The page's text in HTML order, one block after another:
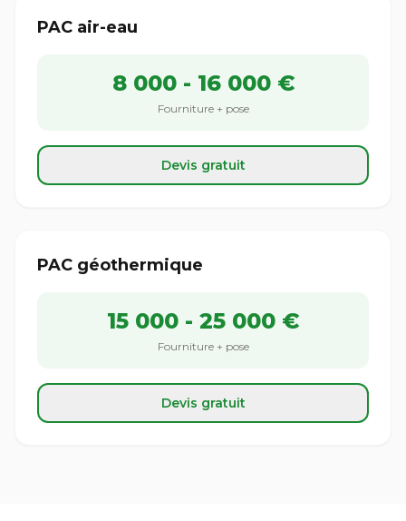
PAC air-eau
8 000 - 16 000 €
Fourniture + pose
Devis gratuit
PAC géothermique
15 000 - 25 000 €
Fourniture + pose
Devis gratuit